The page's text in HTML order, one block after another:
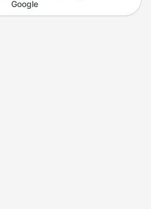
Google